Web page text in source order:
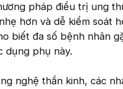
pháp điều trị ung
hơn và dễ kiểm soát
biết đa số bệnh nhân
dụng phụ này.
nghệ thần kinh, các